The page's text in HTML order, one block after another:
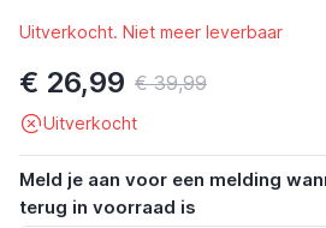
Uitverkocht. Niet meer leverbaar
€ 26,99 € 39,99
Uitverkocht
Meld je aan voor een melding
terug in voorraad is